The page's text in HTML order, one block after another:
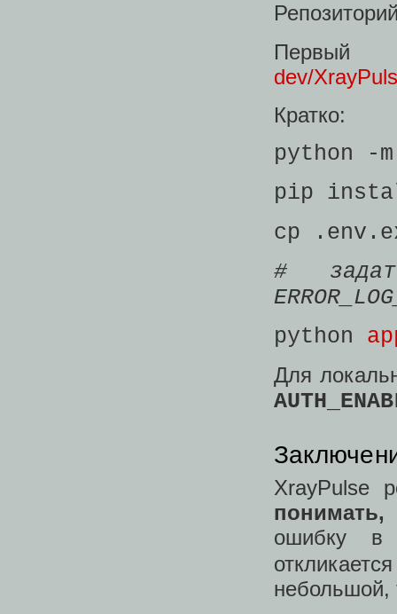
Первый
dev/
Кратко:
python -
pip
cp
# задать
python
Для
XrayPulse
ошибку в
небольшой,